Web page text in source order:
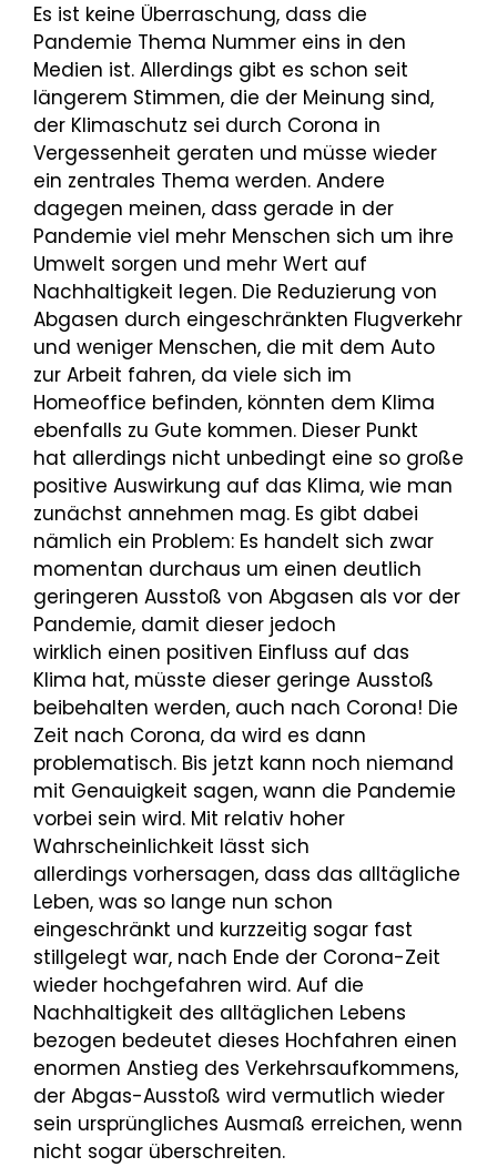
Es ist keine Überraschung, dass die
Pandemie Thema Nummer eins in den
Medien ist. Allerdings gibt es schon seit
längerem Stimmen, die der Meinung sind,
der Klimaschutz sei durch Corona in
Vergessenheit geraten und müsse wieder
ein zentrales Thema werden. Andere
dagegen meinen, dass gerade in der
Pandemie viel mehr Menschen sich um ihre
Umwelt sorgen und mehr Wert auf
Nachhaltigkeit legen. Die Reduzierung von
Abgasen durch eingeschränkten Flugverkehr
und weniger Menschen, die mit dem Auto
zur Arbeit fahren, da viele sich im
Homeoffice befinden, könnten dem Klima
ebenfalls zu Gute kommen. Dieser Punkt
hat allerdings nicht unbedingt eine so große
positive Auswirkung auf das Klima, wie man
zunächst annehmen mag. Es gibt dabei
nämlich ein Problem: Es handelt sich zwar
momentan durchaus um einen deutlich
geringeren Ausstoß von Abgasen als vor der
Pandemie, damit dieser jedoch
wirklich einen positiven Einfluss auf das
Klima hat, müsste dieser geringe Ausstoß
beibehalten werden, auch nach Corona! Die
Zeit nach Corona, da wird es dann
problematisch. Bis jetzt kann noch niemand
mit Genauigkeit sagen, wann die Pandemie
vorbei sein wird. Mit relativ hoher
Wahrscheinlichkeit lässt sich
allerdings vorhersagen, dass das alltägliche
Leben, was so lange nun schon
eingeschränkt und kurzzeitig sogar fast
stillgelegt war, nach Ende der Corona-Zeit
wieder hochgefahren wird. Auf die
Nachhaltigkeit des alltäglichen Lebens
bezogen bedeutet dieses Hochfahren einen
enormen Anstieg des Verkehrsaufkommens,
der Abgas-Ausstoß wird vermutlich wieder
sein ursprüngliches Ausmaß erreichen, wenn
nicht sogar überschreiten.